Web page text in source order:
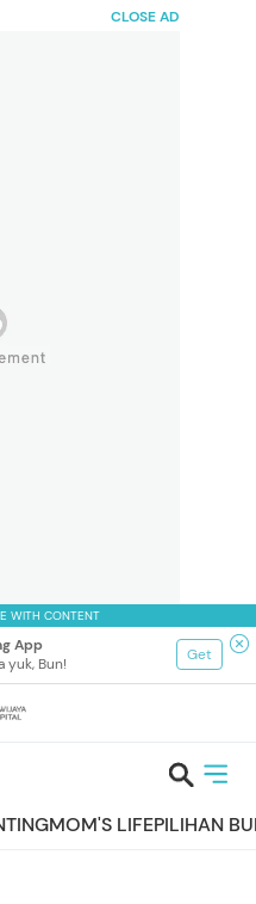
CLOSE AD
WITH CONTENT
App
yuk, Bun!
Get
MOM'S LIFEPILIHAN